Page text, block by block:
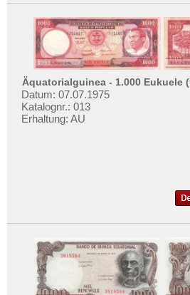
Ruanda-Burundi
Sambia
Sao Tome & Principe
Senegal
Seychellen
Sierra Leone
Sudan
Swaziland
Äquatorialguinea - 1.000 Eukuele
Datum: 07.07.1975
Katalognr.: 013
Erhaltung: AU